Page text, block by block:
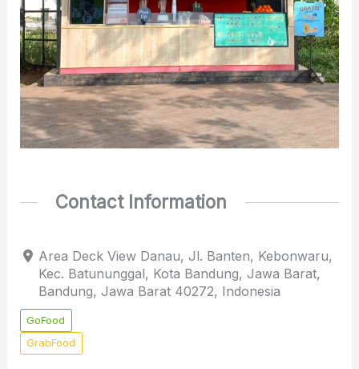
Contact Information
Area Deck View Danau, Jl. Banten, Kebonwaru,
Kec. Batununggal, Kota Bandung, Jawa Barat,
Bandung, Jawa Barat 40272, Indonesia
GoFood
GrabFood